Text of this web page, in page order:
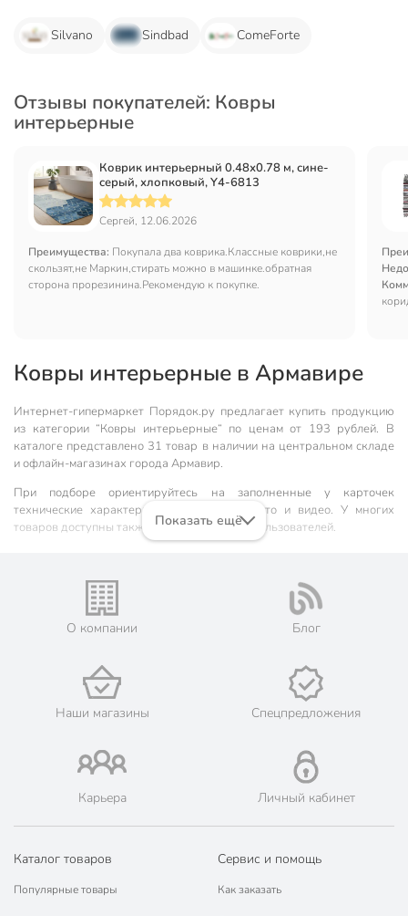
Silvano Sindbad ComeForte
Отзывы покупателей: Ковры
интерьерные
Коврик интерьерный 0.48х0.78 м, сине-
серый, хлопковый, Y4-6813
Сергей, 12.06.2026
Преимущества: Покупала два коврика.Классные коврики,не
скользят,не Маркин,стирать можно в машинке.обратная
сторона прорезинина.Рекомендую к покупке.
Ковры интерьерные в Армавире
Интернет-гипермаркет Порядок.ру предлагает купить продукцию
из категории “Ковры интерьерные“ по ценам от 193 рублей. В
каталоге представлено 31 товар в наличии на центральном складе
и офлайн-магазинах города Армавир.
При подборе ориентируйтесь на заполненные у карточек
технические характеристики, описания, фото и видео. У многих
товаров доступны также рейтинг и отзывы пользователей.
🎁 Бонусная система. Максимальный кэшбэк до 290 бонусных
рублей, 1 бонусный балл = 1 рубль.
📦 Быстрая доставка. Самовывоз от 60 минут, доставка - от 1-
🛒 Бесплатный самовывоз из магазинов города Армавир.
Жители Краснодарском крае могут сделать заказ и оплатить
его онлайн на официальном сайте сети магазинов Порядок.
Мы предлагаем бесплатную курьерскую доставку для товара
города, как: Новокубанск, Усть-Лабинск, Курганинск,
Лабинск, Кропоткин, Гулькевичи.
💳 Оплата: онлайн на сайте интернет-гипермаркета или
📜 Только оригинальная продукция. Интернет-гипермаркет
марок.
Показать ещё
О компании Блог
Наши магазины Спецпредложения
Карьера Личный кабинет
Каталог товаров
Популярные товары
Сервис и помощь
Как заказать